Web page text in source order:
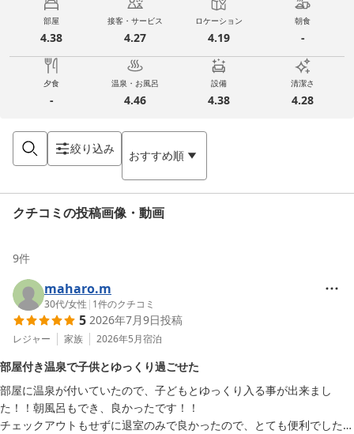
部屋
4.38
接客・サービス
4.27
ロケーション
4.19
朝食
-
夕食
-
温泉・お風呂
4.46
設備
4.38
清潔さ
4.28
絞り込み おすすめ順
クチコミの投稿画像・動画
9件
maharo.m
30代/女性 | 1件のクチコミ
5 2026年7月9日投稿
レジャー 家族 2026年5月宿泊
部屋付き温泉で子供とゆっくり過ごせた
部屋に温泉が付いていたので、子どもとゆっくり入る事が出来まし
た！！朝風呂もでき、良かったです！！
チェックアウトもせずに退室のみで良かったので、とても便利でした！